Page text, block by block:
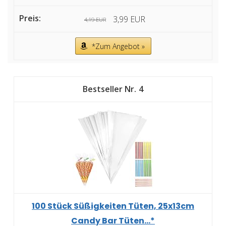
4,19 EUR 3,99 EUR
*Zum Angebot »
4
100 Stück Süßigkeiten Tüten, 25x13cm
Candy Bar Tüten...*